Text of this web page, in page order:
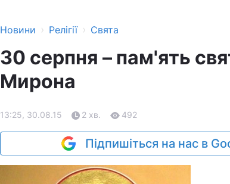
Новини › Релігії › Свята
30 серпня – пам'ять
Мирона
13:25, 30.08.15 2 хв. 492
Підпишіться на нас в